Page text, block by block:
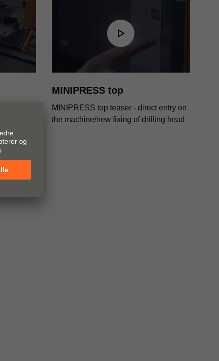
MINIPRESS top
MINIPRESS top teaser - direct entry on
the machine/new fixing of drilling head